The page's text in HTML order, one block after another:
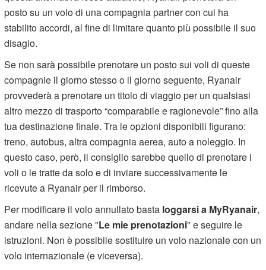
posto su un volo di una compagnia partner con cui ha
stabilito accordi, al fine di limitare quanto più possibile il suo
disagio.
Se non sarà possibile prenotare un posto sui voli di queste
compagnie il giorno stesso o il giorno seguente, Ryanair
provvederà a prenotare un titolo di viaggio per un qualsiasi
altro mezzo di trasporto “comparabile e ragionevole” fino alla
tua destinazione finale. Tra le opzioni disponibili figurano:
treno, autobus, altra compagnia aerea, auto a noleggio. In
questo caso, però, il consiglio sarebbe quello di prenotare i
voli o le tratte da solo e di inviare successivamente le
ricevute a Ryanair per il rimborso.
Per modificare il volo annullato basta loggarsi a MyRyanair,
andare nella sezione "Le mie prenotazioni" e seguire le
istruzioni. Non è possibile sostituire un volo nazionale con un
volo internazionale (e viceversa).